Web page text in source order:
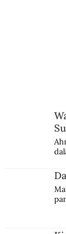
Legiun
Padang